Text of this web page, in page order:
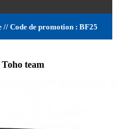
Code de promotion : BF25
team